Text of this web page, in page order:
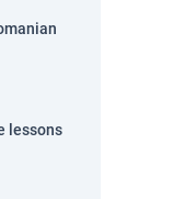
lessons